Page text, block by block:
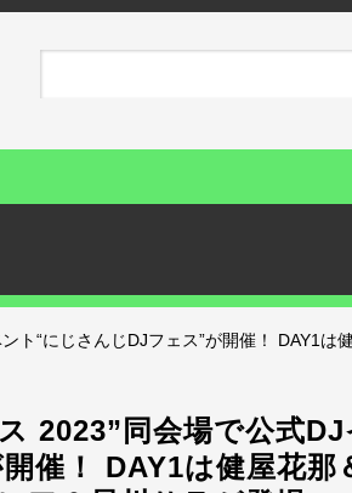
ト“にじさんじDJフェス”が開催！ DAY1は
2023”同会場で公式
催！ DAY1は健屋花那